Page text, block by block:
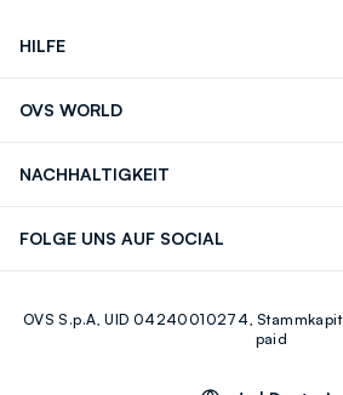
HILFE
Bestellung/Rücksendung
OVS WORLD
NACHHALTIGKEIT
FOLGE UNS AUF SOCIAL
Youtube
OVS S.p.A, UID 04240010274,
paid